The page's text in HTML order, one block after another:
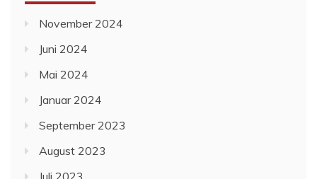
November 2024
Juni 2024
Mai 2024
Januar 2024
September 2023
August 2023
Juli 2023